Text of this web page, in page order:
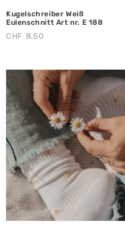
Kugelschreiber Weiß
Eulenschnitt Art nr. E 188
CHF 8.50